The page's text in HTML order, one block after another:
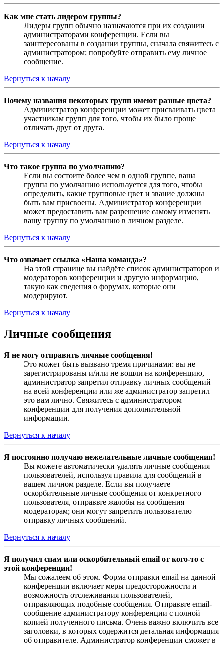
Как мне стать лидером группы?
Лидеры групп обычно назначаются при их создании
администраторами конференции. Если вы
заинтересованы в создании группы, сначала свяжитесь с
администратором; попробуйте отправить ему личное
сообщение.
Вернуться к началу
Почему названия некоторых групп имеют разные цвета?
Администратор конференции может присваивать цвета
участникам групп для того, чтобы их было проще
отличать друг от друга.
Вернуться к началу
Что такое группа по умолчанию?
Если вы состоите более чем в одной группе, ваша
группа по умолчанию используется для того, чтобы
определить, какие групповые цвет и звание должны
быть вам присвоены. Администратор конференции
может предоставить вам разрешение самому изменять
вашу группу по умолчанию в личном разделе.
Вернуться к началу
Что означает ссылка «Наша команда»?
На этой странице вы найдёте список администраторов и
модераторов конференции и другую информацию,
такую как сведения о форумах, которые они
модерируют.
Вернуться к началу
Личные сообщения
Я не могу отправить личные сообщения!
Это может быть вызвано тремя причинами: вы не
зарегистрированы и/или не вошли на конференцию,
администратор запретил отправку личных сообщений
на всей конференции или же администратор запретил
это вам лично. Свяжитесь с администратором
конференции для получения дополнительной
информации.
Вернуться к началу
Я постоянно получаю нежелательные личные сообщения!
Вы можете автоматически удалять личные сообщения
пользователей, используя правила для сообщений в
вашем личном разделе. Если вы получаете
оскорбительные личные сообщения от конкретного
пользователя, отправьте жалобы на сообщения
модераторам; они могут запретить пользователю
отправку личных сообщений.
Вернуться к началу
Я получил спам или оскорбительный email от кого-то с
этой конференции!
Мы сожалеем об этом. Форма отправки email на данной
конференции включает меры предосторожности и
возможность отслеживания пользователей,
отправляющих подобные сообщения. Отправьте email-
сообщение администратору конференции с полной
копией полученного письма. Очень важно включить все
заголовки, в которых содержится детальная информация
об отправителе. Администратор конференции сможет в